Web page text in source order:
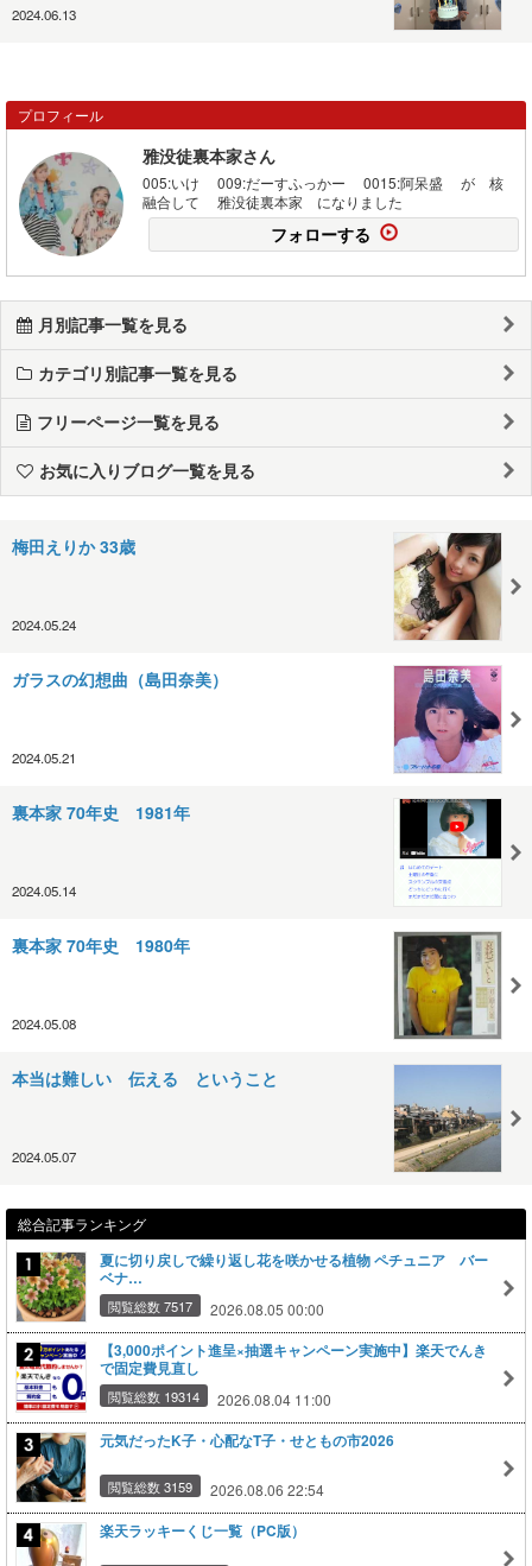
2024.06.13
プロフィール
雅没徒裏本家さん
005:いけ 009:だーすふっかー 0015:阿呆盛 が 核
融合して 雅没徒裏本家 になりました
フォローする
月別記事一覧を見る
カテゴリ別記事一覧を見る
フリーページ一覧を見る
お気に入りブログ一覧を見る
梅田えりか 33歳
2024.05.24
ガラスの幻想曲（島田奈美）
2024.05.21
裏本家 70年史 1981年
2024.05.14
裏本家 70年史 1980年
2024.05.08
本当は難しい 伝える ということ
2024.05.07
総合記事ランキング
夏に切り戻しで繰り返し花を咲かせる植物 ペチュニア バー
ベナ…
閲覧総数 7517 2026.08.05 00:00
【3,000ポイント進呈×抽選キャンペーン実施中】楽天でんき
で固定費見直し
閲覧総数 19314 2026.08.04 11:00
元気だったK子・心配なT子・せともの市2026
閲覧総数 3159 2026.08.06 22:54
楽天ラッキーくじ一覧（PC版）